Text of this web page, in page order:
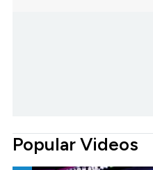
Popular Videos